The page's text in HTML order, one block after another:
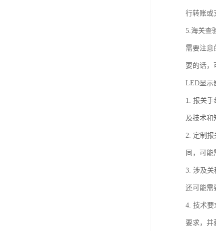
行转账或
5.海关查
需要注意
要的话，
LED显示
1. 报关
及技术和
2. 定制
同，可能
3. 涉及
还可能需
4. 技术
要求，并